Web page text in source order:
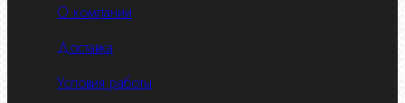
О компании
Доставка
Условия работы